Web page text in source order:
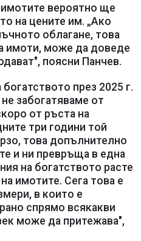
вероятно ще
на цените им. „Ако
облагане, това
имоти, може да доведе
поясни Панчев.
през 2025 г.
забогатяваме от
от ръста на
три години той
това допълнително
и ни превръща в една
на богатството расте
имотите. Сега това е
в които е
спрямо всякакви
може да притежава",